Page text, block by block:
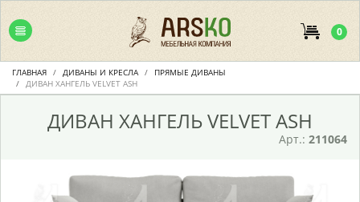
0
ГЛАВНАЯ ДИВАНЫ И КРЕСЛА
ПРЯМЫЕ ДИВАНЫ
ДИВАН ХАНГЕЛЬ VELVET ASH
ДИВАН ХАНГЕЛЬ VELVET ASH
Арт.: 211064